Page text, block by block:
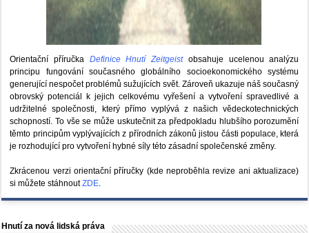
Orientační příručka Definice Hnutí Zeitgeistobsahuje ucelenou analýzu
principu fungování současného globálního socioekonomického systému
generující nespočet problémů sužujících svět. Zároveň ukazuje náš současný
obrovský potenciál k jejich celkovému vyřešení a vytvoření spravedlivé a
udržitelné společnosti, který přímo vyplývá z našich vědeckotechnických
schopností. To vše se může uskutečnit za předpokladu hlubšího porozumění
těmto principům vyplývajících z přírodních zákonů jistou části populace, která
je rozhodující pro vytvoření hybné síly této zásadní společenské změny.
Zkrácenou verzi orientační příručky (kde neproběhla revize ani aktualizace)
si můžete stáhnoutZDE.
Hnutí za nová lidská práva